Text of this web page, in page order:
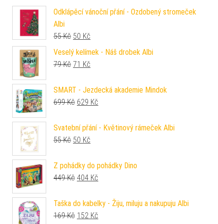
Odklápěcí vánoční přání - Ozdobený stromeček
Albi
55Kč Původní cena byla: 55 Kč.
50 Kč
Veselý kelímek - Náš drobek Albi
79Kč Původní cena byla: 79 Kč.
71 Kč
SMART - Jezdecká akademie Mindok
699Kč Původní cena byla: 699 Kč.
629 Kč
Svatební přání - Květinový rámeček Albi
55Kč Původní cena byla: 55 Kč.
50 Kč
Z pohádky do pohádky Dino
449Kč Původní cena byla: 449 Kč.
404 Kč
Taška do kabelky - Žiju, miluju a nakupuju Albi
169Kč Původní cena byla: 169 Kč.
152 Kč